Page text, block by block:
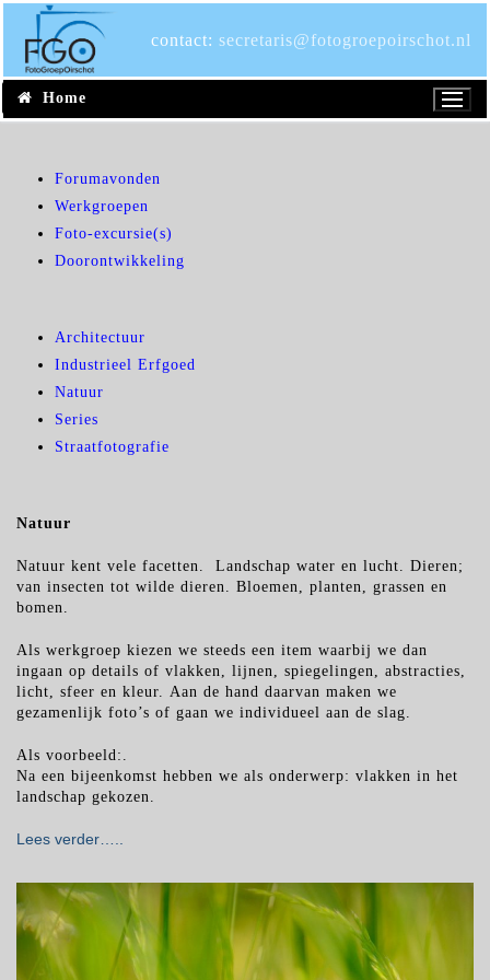
inhoud
contact: secretaris@fotogroepoirschot.nl
Home
Forumavonden
Werkgroepen
Foto-excursie(s)
Doorontwikkeling
Architectuur
Industrieel Erfgoed
Natuur
Series
Straatfotografie
Natuur
Natuur kent vele facetten. Landschap water en lucht. Dieren;
van insecten tot wilde dieren. Bloemen, planten, grassen en
bomen.
Als werkgroep kiezen we steeds een item waarbij we dan
ingaan op details of vlakken, lijnen, spiegelingen, abstracties,
licht, sfeer en kleur. Aan de hand daarvan maken we
gezamenlijk foto’s of gaan we individueel aan de slag.
Als voorbeeld:.
Na een bijeenkomst hebben we als onderwerp: vlakken in het
landschap gekozen.
Lees verder…..